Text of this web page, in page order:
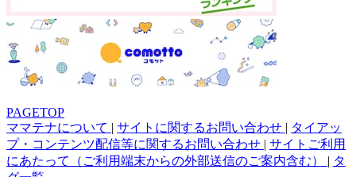
PAGETOP
ママテナについて | サイトに関するお問い合わせ | タイアッ
プ・コンテンツ配信等に関するお問い合わせ | サイトご利用
にあたって（ご利用端末からの外部送信のご案内含む） | タ